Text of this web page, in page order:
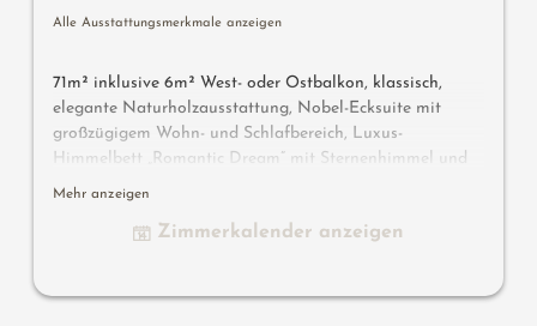
Alle Ausstattungsmerkmale anzeigen
71m² inklusive 6m² West- oder Ostbalkon, klassisch,
elegante Naturholzausstattung, Nobel-Ecksuite mit
großzügigem Wohn- und Schlafbereich, Luxus-
Himmelbett „Romantic Dream” mit Sternenhimmel und
Sleep-Fit-Health-System 210 cm lang, großzügiges
Schreib- und Arbeitstisch, Romantic-Fire-Kamin, Dolby-
Mehr anzeigen
Zimmerkalender anzeigen